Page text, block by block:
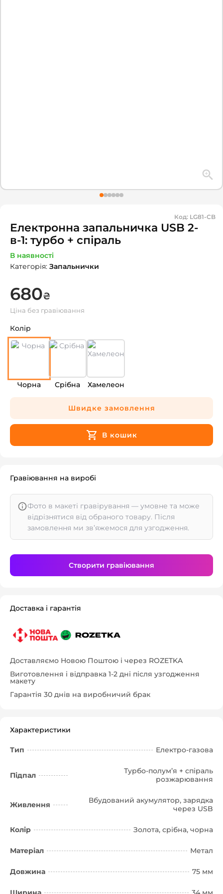
Електронна запальничка USB 2-
в-1: турбо + спіраль
Код: LG81-CB
В наявності
Категорія: Запальнички
680₴
Ціна без гравіювання
Колір
Чорна Срібна Хамелеон
Швидке замовлення
В кошик
Гравіювання на виробі
Фото в макеті гравірування — умовне та може
відрізнятися від обраного товару. Після
замовлення ми зв’яжемося для узгодження.
Створити гравіювання
Доставка і гарантія
Доставляємо Новою Поштою і через ROZETKA
Виготовлення і відправка 1-2 дні після узгодження
макету
Гарантія 30 днів на виробничий брак
Характеристики
Тип Електро-газова
Підпал
Турбо-полум’я + спіраль
розжарювання
Живлення
Вбудований акумулятор, зарядка
через USB
Колір Золота, срібна, чорна
Матеріал Метал
Довжина 75 мм